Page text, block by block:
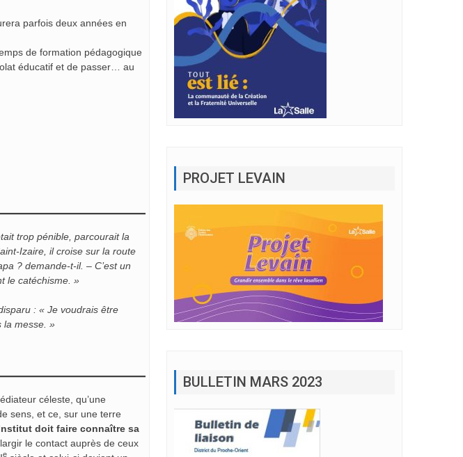
parfois deux années en
de formation pédagogique
éducatif et de passer… au
trop pénible, parcourait la
Izaire, il croise sur la route
? demande-t-il. – C’est un
le catéchisme. »
: « Je voudrais être
la messe. »
céleste, qu’une
sens, et ce, sur une terre
doit faire connaître sa
le contact auprès de ceux
e